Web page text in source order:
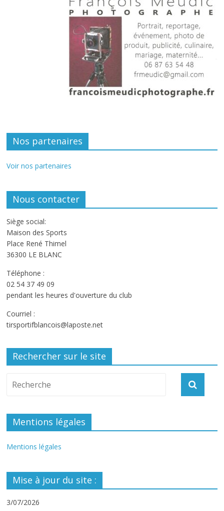
Nos partenaires
Voir nos partenaires
Nous contacter
Siège social:
Maison des Sports
Place René Thimel
36300 LE BLANC
Téléphone :
02 54 37 49 09
pendant les heures d'ouverture du club
Courriel :
tirsportifblancois@laposte.net
Rechercher sur le site
Mentions légales
Mentions légales
Mise à jour du site :
3/07/2026